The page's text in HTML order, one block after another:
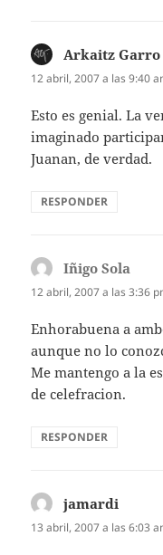
Arkaitz Garro
12 abril, 2007 a las 9:40
Esto es genial. La
imaginado
Juanan, de verdad.
RESPONDER
Iñigo Sola
12 abril, 2007 a las 3:36
Enhorabuena a
aunque no lo
Me mantengo a la
de celefracion.
RESPONDER
jamardi
13 abril, 2007 a las 6:03